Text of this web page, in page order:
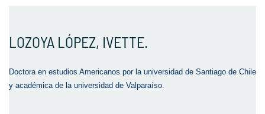
LOZOYA LÓPEZ, IVETTE.
Doctora en estudios Americanos por la universidad de Santiago de Chile
y académica de la universidad de Valparaíso.